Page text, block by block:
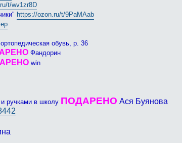
t/wv1zr8D
https://ozon.ru/t/9PaMAab
обувь, р. 36
Фандорин
win
ручками в школу ПОДАРЕНО Ася Буянова